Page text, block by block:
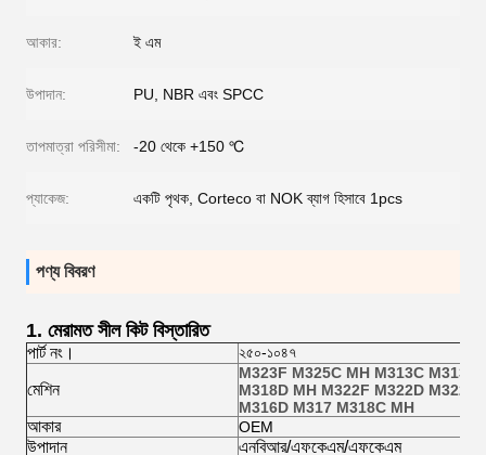
আকার: ই এম
উপাদান: PU, NBR এবং SPCC
তাপমাত্রা পরিসীমা: -20 থেকে +150 ℃
প্যাকেজ: একটি পৃথক, Corteco বা NOK ব্যাগ হিসাবে 1pcs
পণ্য বিবরণ
1. মেরামত সীল কিট বিস্তারিত
পার্ট নং। ২৫০-১০৪৭
মেশিন
M323F M325C MH M313C M313D
M318D MH M322F M322D
M316D M317 M318C MH
আকার OEM
উপাদান
এনবিআর/এফকেএম/এফকেএম